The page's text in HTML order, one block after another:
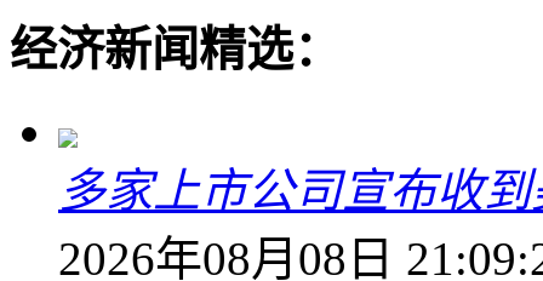
经济新闻精选：
多家上市公司宣布收
2026年08月08日